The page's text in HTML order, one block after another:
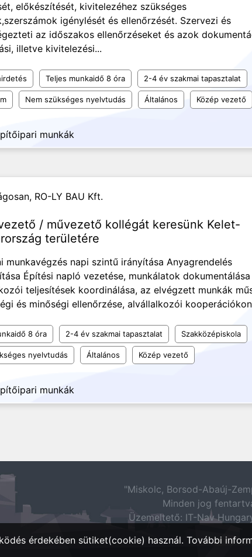
előkészítését, kivitelezéhez szükséges
igénylését és ellenőrzését. Szervezi és
az időszakos ellenőrzéseket és azok
illetve kivitelezési...
Teljes munkaidő 8 óra 2-4 év szakmai tapasztalat
Nem szükséges nyelvtudás Általános Közép vezető
munkák
RO-LY BAU Kft.
/ művezető kollégát keresünk Kelet-
területére
munkavégzés napi szintű irányítása Anyagrendelés
Építési napló vezetése, munkálatok dokumentálása
teljesítések koordinálása, az elvégzett munkák
és minőségi ellenőrzése, alvállalkozói
8 óra 2-4 év szakmai tapasztalat Szakközépiskola
nyelvtudás Általános Közép vezető
munkák
"Miskolc, Borsod-Abaúj-
Minden jog
Üzemeltető: IT-Nav
érdekében sütiket(cookie) használ. További